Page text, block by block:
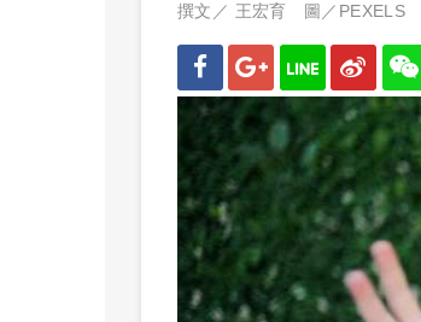
撰文／ 王宏育 圖／PEXELS